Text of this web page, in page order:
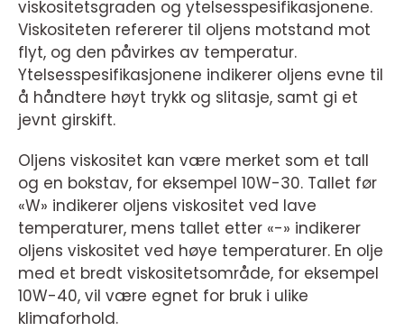
viskositetsgraden og ytelsesspesifikasjonene.
Viskositeten refererer til oljens motstand mot
flyt, og den påvirkes av temperatur.
Ytelsesspesifikasjonene indikerer oljens evne til
å håndtere høyt trykk og slitasje, samt gi et
jevnt girskift.
Oljens viskositet kan være merket som et tall
og en bokstav, for eksempel 10W-30. Tallet før
«W» indikerer oljens viskositet ved lave
temperaturer, mens tallet etter «-» indikerer
oljens viskositet ved høye temperaturer. En olje
med et bredt viskositetsområde, for eksempel
10W-40, vil være egnet for bruk i ulike
klimaforhold.